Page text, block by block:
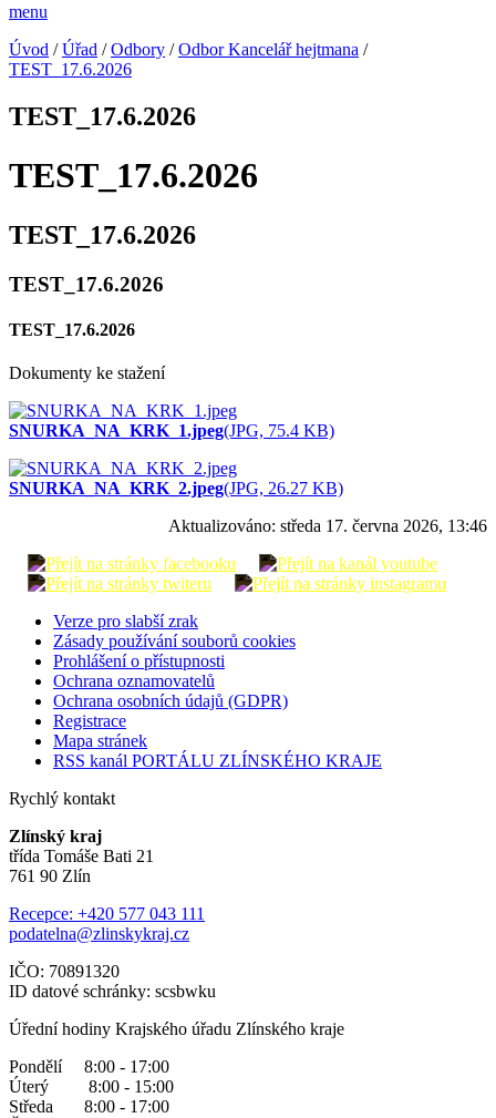
menu
Úvod /Úřad /Odbory /Odbor Kancelář hejtmana /
TEST_17.6.2026
TEST_17.6.2026
TEST_17.6.2026
TEST_17.6.2026
TEST_17.6.2026
TEST_17.6.2026
Dokumenty ke stažení
SNURKA_NA_KRK_1.jpeg(JPG, 75.4 KB)
SNURKA_NA_KRK_2.jpeg(JPG, 26.27 KB)
Aktualizováno: středa 17. června 2026, 13:46
Verze pro slabší zrak
Zásady používání souborů cookies
Prohlášení o přístupnosti
Ochrana oznamovatelů
Ochrana osobních údajů (GDPR)
Registrace
Mapa stránek
RSS kanál PORTÁLU ZLÍNSKÉHO KRAJE
Rychlý kontakt
Zlínský kraj
třída Tomáše Bati 21
761 90 Zlín
Recepce: +420 577 043 111
podatelna@zlinskykraj.cz
IČO: 70891320
ID datové schránky: scsbwku
Úřední hodiny Krajského úřadu Zlínského kraje
Pondělí 8:00 - 17:00
Úterý 8:00 - 15:00
Středa 8:00 - 17:00